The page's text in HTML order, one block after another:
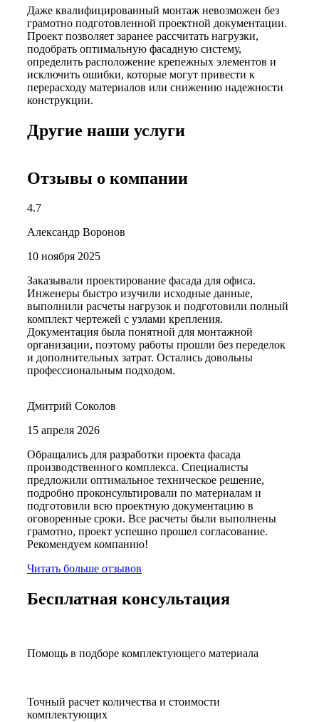
Даже квалифицированный монтаж невозможен без
грамотно подготовленной проектной документации.
Проект позволяет заранее рассчитать нагрузки,
подобрать оптимальную фасадную систему,
определить расположение крепежных элементов и
исключить ошибки, которые могут привести к
перерасходу материалов или снижению надежности
конструкции.
Другие наши услуги
Отзывы о компании
4.7
Александр Воронов
10 ноября 2025
Заказывали проектирование фасада для офиса.
Инженеры быстро изучили исходные данные,
выполнили расчеты нагрузок и подготовили полный
комплект чертежей с узлами крепления.
Документация была понятной для монтажной
организации, поэтому работы прошли без переделок
и дополнительных затрат. Остались довольны
профессиональным подходом.
Дмитрий Соколов
15 апреля 2026
Обращались для разработки проекта фасада
производственного комплекса. Специалисты
предложили оптимальное техническое решение,
подробно проконсультировали по материалам и
подготовили всю проектную документацию в
оговоренные сроки. Все расчеты были выполнены
грамотно, проект успешно прошел согласование.
Рекомендуем компанию!
Читать больше отзывов
Бесплатная консультация
Помощь в подборе комплектующего материала
Точный расчет количества и стоимости
комплектующих